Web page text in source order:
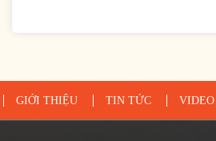
GIỚI THIỆU TIN TỨC VIDEO